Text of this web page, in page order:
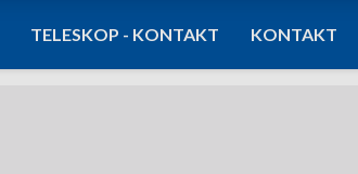
TELESKOP - KONTAKT KONTAKT